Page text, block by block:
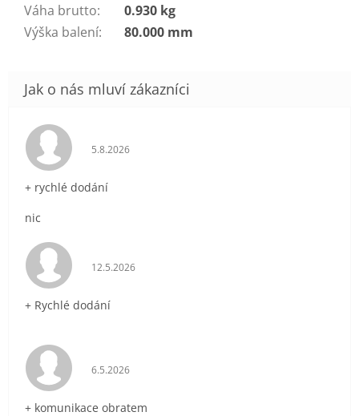
Váha brutto:
0.930 kg
Výška balení: 80.000 mm
Hodnocení obchodu je 5 z 5 hvězdiček.
5.8.2026
+ rychlé dodání
nic
Hodnocení obchodu je 5 z 5 hvězdiček.
12.5.2026
+ Rychlé dodání
Hodnocení obchodu je 5 z 5 hvězdiček.
6.5.2026
+ komunikace obratem